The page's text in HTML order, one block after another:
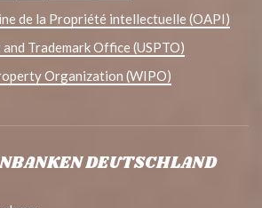
de la Propriété intellectuelle (OAPI)
Trademark Office (USPTO)
Organization (WIPO)
DEUTSCHLAND